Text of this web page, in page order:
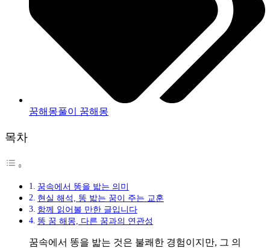
꿈해몽풀이 꿈해몽
목차
꿈속에서 똥을 밟는 의미
현실 해석, 똥 밟는 꿈이 주는 교훈
함께 읽어볼 만한 글입니다
똥 꿈 해몽, 다른 꿈과의 연관성
꿈속에서 똥을 밟는 것은 불쾌한 경험이지만, 그 의